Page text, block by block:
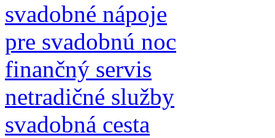
svadobné nápoje
pre svadobnú noc
finančný servis
netradičné služby
svadobná cesta